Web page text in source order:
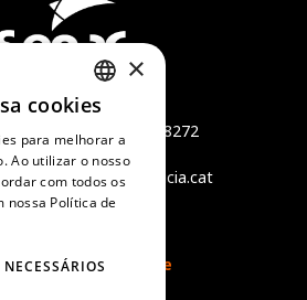
Món Sant Benet
de Sant Benet, s/n - 08272
Sant Fruitós de Bages
759 402 - info@alicia.cat
de Privacidade
CATALAN
SPANISH
ENGLISH
×
cookies
para melhorar a
Ao utilizar o nosso
com todos os
nossa Política de